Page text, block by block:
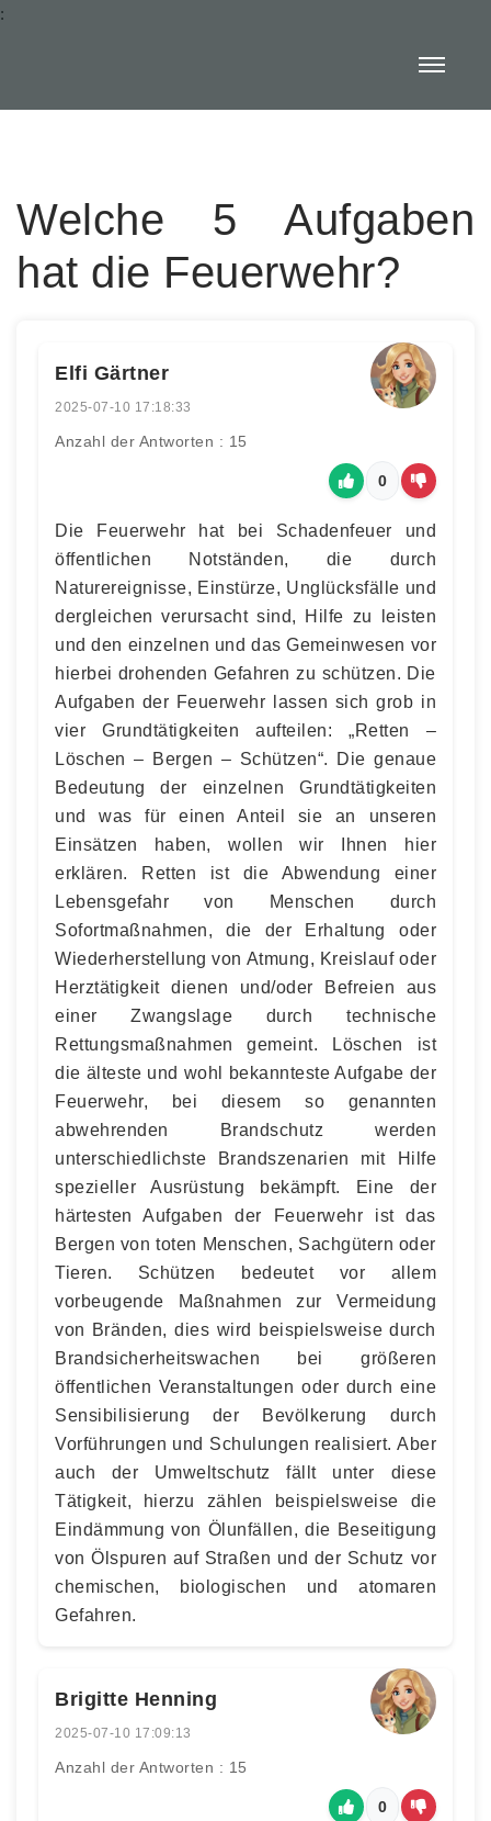
:
Welche 5 Aufgaben
hat die Feuerwehr?
Elfi Gärtner
2025-07-10 17:18:33
Anzahl der Antworten : 15
0
Die Feuerwehr hat bei Schadenfeuer und
öffentlichen Notständen, die durch
Naturereignisse, Einstürze, Unglücksfälle und
dergleichen verursacht sind, Hilfe zu leisten
und den einzelnen und das Gemeinwesen vor
hierbei drohenden Gefahren zu schützen. Die
Aufgaben der Feuerwehr lassen sich grob in
vier Grundtätigkeiten aufteilen: „Retten –
Löschen – Bergen – Schützen“. Die genaue
Bedeutung der einzelnen Grundtätigkeiten
und was für einen Anteil sie an unseren
Einsätzen haben, wollen wir Ihnen hier
erklären. Retten ist die Abwendung einer
Lebensgefahr von Menschen durch
Sofortmaßnahmen, die der Erhaltung oder
Wiederherstellung von Atmung, Kreislauf oder
Herztätigkeit dienen und/oder Befreien aus
einer Zwangslage durch technische
Rettungsmaßnahmen gemeint. Löschen ist
die älteste und wohl bekannteste Aufgabe der
Feuerwehr, bei diesem so genannten
abwehrenden Brandschutz werden
unterschiedlichste Brandszenarien mit Hilfe
spezieller Ausrüstung bekämpft. Eine der
härtesten Aufgaben der Feuerwehr ist das
Bergen von toten Menschen, Sachgütern oder
Tieren. Schützen bedeutet vor allem
vorbeugende Maßnahmen zur Vermeidung
von Bränden, dies wird beispielsweise durch
Brandsicherheitswachen bei größeren
öffentlichen Veranstaltungen oder durch eine
Sensibilisierung der Bevölkerung durch
Vorführungen und Schulungen realisiert. Aber
auch der Umweltschutz fällt unter diese
Tätigkeit, hierzu zählen beispielsweise die
Eindämmung von Ölunfällen, die Beseitigung
von Ölspuren auf Straßen und der Schutz vor
chemischen, biologischen und atomaren
Gefahren.
Brigitte Henning
2025-07-10 17:09:13
Anzahl der Antworten : 15
0